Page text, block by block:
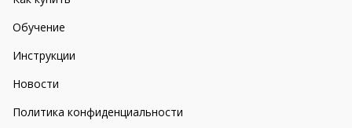
Обучение
Инструкции
Новости
Политика конфиденциальности